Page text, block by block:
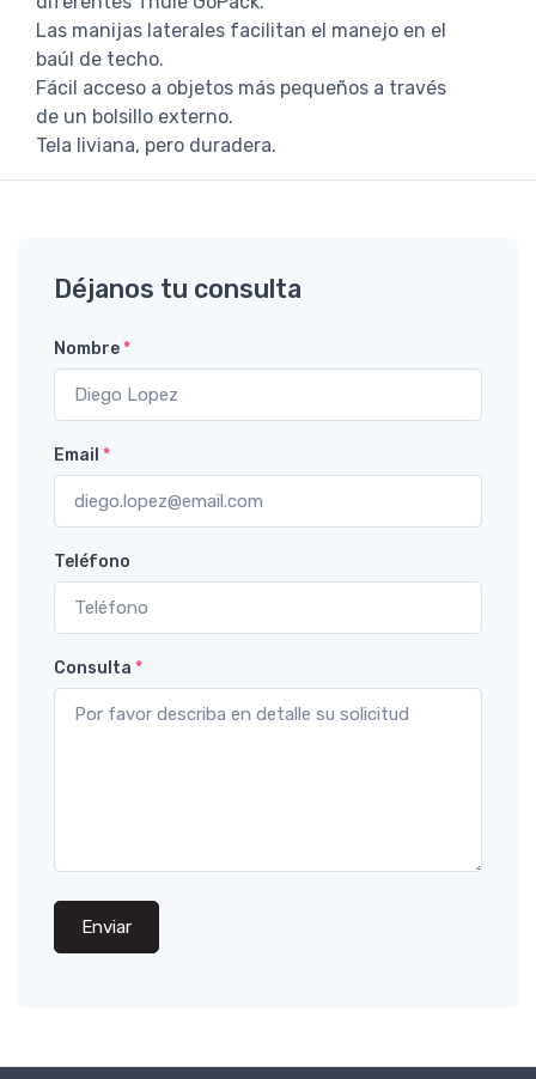
Las manijas laterales facilitan el manejo en el
baúl de techo.
Fácil acceso a objetos más pequeños a través
de un bolsillo externo.
Tela liviana, pero duradera.
Déjanos tu consulta
Nombre*
Email *
Teléfono
Consulta *
Enviar